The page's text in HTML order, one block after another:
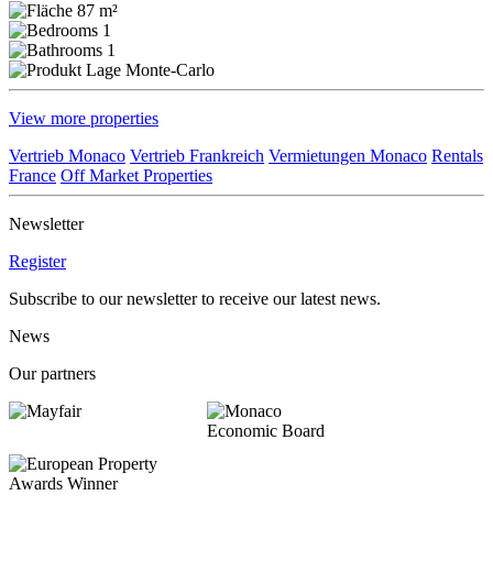
87 m²
1
1
Monte-Carlo
View more properties
Vertrieb Monaco Vertrieb Frankreich Vermietungen Monaco Rentals
France Off Market Properties
Newsletter
Register
Subscribe to our newsletter to receive our latest news.
News
Our partners